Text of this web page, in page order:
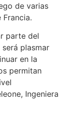
de varias
parte del
plasmar
en la
permitan
Ingeniera